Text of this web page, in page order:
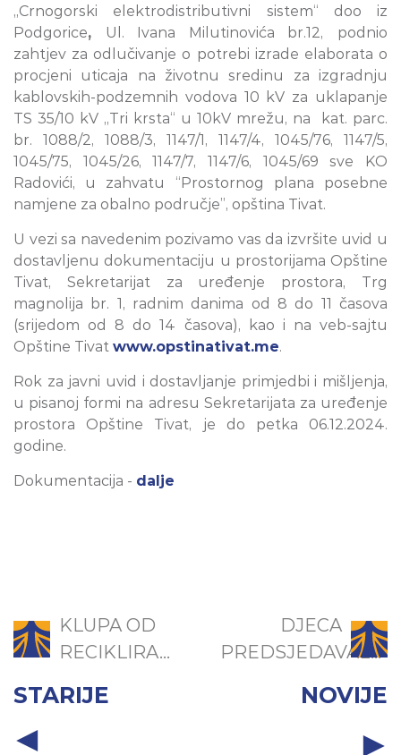
„Crnogorski elektrodistributivni sistem“ doo iz
Podgorice, Ul. Ivana Milutinovića br.12,
podnio
zahtjev za odlučivanje o potrebi izrade elaborata o
procjeni uticaja na životnu sredinu za izgradnju
kablovskih-podzemnih vodova 10 kV za uklapanje
TS 35/10 kV „Tri krsta“ u 10kV mrežu, na kat. parc.
br. 1088/2, 1088/3, 1147/1, 1147/4, 1045/76, 1147/5,
1045/75, 1045/26, 1147/7, 1147/6, 1045/69 sve KO
Radovići, u zahvatu “Prostornog plana posebne
namjene za obalno područje”, opština Tivat.
U vezi sa navedenim pozivamo vas da izvršite uvid u
dostavljenu dokumentaciju u prostorijama Opštine
Tivat, Sekretarijat za uređenje prostora, Trg
magnolija br. 1, radnim danima od 8 do 11 časova
(srijedom od 8 do 14 časova), kao i na veb-sajtu
Opštine Tivat www.opstinativat.me.
Rok za javni uvid i dostavljanje primjedbi i mišljenja,
u pisanoj formi na adresu Sekretarijata za uređenje
prostora Opštine Tivat, je do petka 06.12.2024.
godine.
Dokumentacija - dalje
KLUPA OD
RECIKLIRA...
STARIJE
DJECA
PREDSJEDAVAL...
NOVIJE